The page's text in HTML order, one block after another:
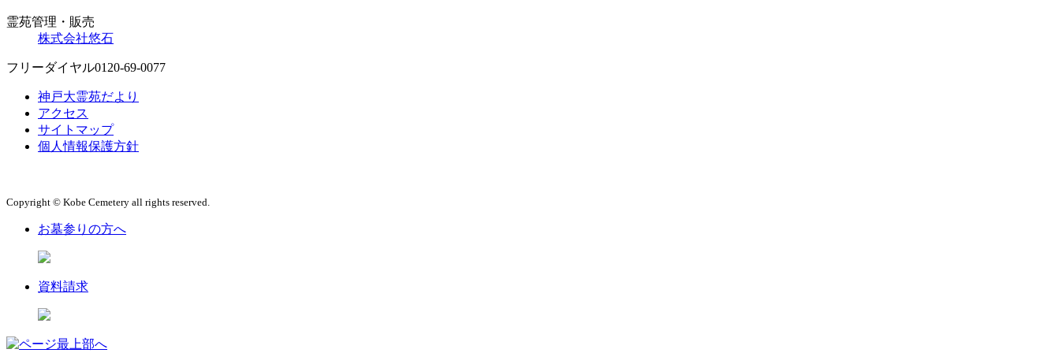
霊苑管理・販売
株式会社悠石
フリーダイヤル0120-69-0077
神戸大霊苑だより
アクセス
サイトマップ
個人情報保護方針
Copyright © Kobe Cemetery all rights reserved.
お墓参りの方へ
資料請求